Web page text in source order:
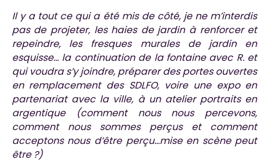
Il y a tout ce qui a été mis de côté, je ne m’interdis
pas de projeter, les haies de jardin à renforcer et
repeindre, les fresques murales de jardin en
esquisse… la continuation de la fontaine avec R. et
qui voudra s’y joindre, préparer des portes ouvertes
en remplacement des SDLFO, voire une expo en
partenariat avec la ville, à un atelier portraits en
argentique (comment nous nous percevons,
comment nous sommes perçus et comment
acceptons nous d’être perçu…mise en scène peut
être ?)